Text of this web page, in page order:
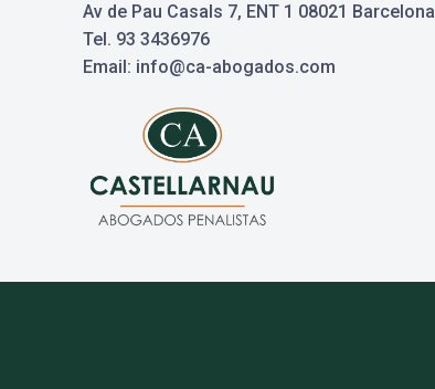
Av de Pau Casals 7, ENT 1 08021 Barcelona
Tel. 93 3436976
Email: info@ca-abogados.com